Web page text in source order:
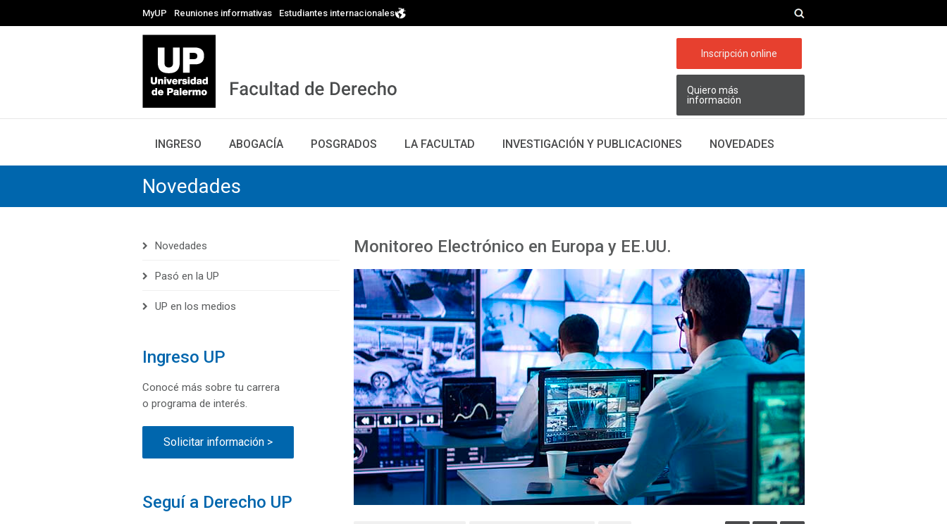
MyUP Reuniones informativas Estudiantes internacionales
Inscripción online
Quiero más
información
INGRESO ABOGACÍA POSGRADOS LA FACULTAD INVESTIGACIÓN Y PUBLICACIONES NOVEDADES
Novedades
Monitoreo Electrónico en Europa y EE.UU.
Novedades
Pasó en la UP
UP en los medios
Ingreso UP
Conocé más sobre tu carrera
o programa de interés.
Solicitar información >
Seguí a Derecho UP